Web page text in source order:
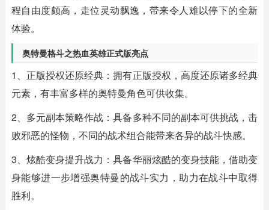
程自由度颇高，走位灵动飘逸，带来令人难以停下的全新
体验。
奥特曼格斗之热血英雄正式版亮点
1、正版授权还原经典：拥有正版授权，高度还原诸多经典
元素，有丰富多样的奥特曼角色可供收集。
2、多元副本策略作战：具备多种不同的副本可供挑战，击
败邪恶的怪物，不同的战术组合能带来各异的战斗快感。
3、炫酷变身提升战力：具备华丽炫酷的变身技能，借助变
身能够进一步增强奥特曼的战斗实力，助力在战斗中取得
胜利。